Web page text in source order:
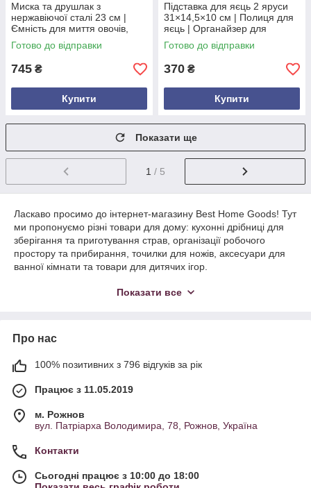
Миска та друшлак з
нержавіючої сталі 23 см |
Ємність для миття овочів,
фруктів, рису та пасти |
Кухонний посуд
Готово до відправки
745 ₴
Купити
Підставка для яєць 2 яруси
31×14,5×10 см | Полиця для
яєць | Органайзер для
зберігання на кухні | Лоток
для яєць
Готово до відправки
370 ₴
Купити
Показати ще
1 / 5
Ласкаво просимо до інтернет-магазину Best Home Goods! Тут
ми пропонуємо різні товари для дому: кухонні дрібниці для
зберігання та приготування страв, організації робочого
простору та прибирання, точилки для ножів, аксесуари для
ванної кімнати та товари для дитячих ігор.
Показати все
Про нас
100% позитивних з 796 відгуків за рік
Працює з 11.05.2019
м. Рожнов
вул. Патріарха Володимира, 78, Рожнов, Україна
Контакти
Сьогодні працює з 10:00 до 18:00